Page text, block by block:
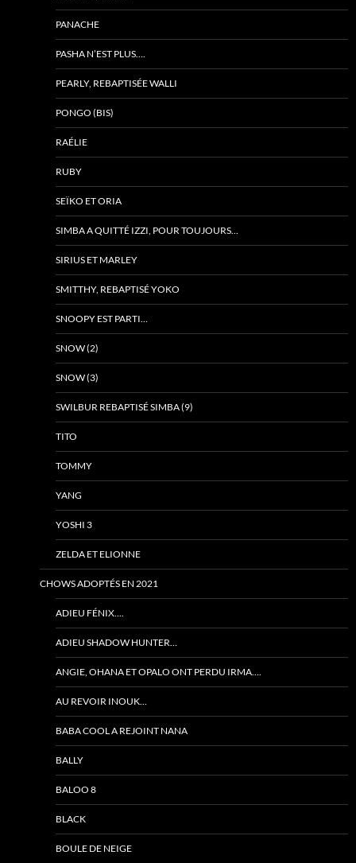
PANACHE
PASHA N’EST PLUS….
PEARLY, REBAPTISÉE WALLI
PONGO (BIS)
RAÉLIE
RUBY
SEÏKO ET ORIA
SIMBA A QUITTÉ IZZI, POUR TOUJOURS…
SIRIUS ET MARLEY
SMITTHY, REBAPTISÉ YOKO
SNOOPY EST PARTI…
SNOW (2)
SNOW (3)
SWILBUR REBAPTISÉ SIMBA (9)
TITO
TOMMY
YANG
YOSHI 3
ZELDA ET ELIONNE
CHOWS ADOPTÉS EN 2021
ADIEU FÉNIX….
ADIEU SHADOW HUNTER…
ANGIE, OHANA ET OPALO ONT PERDU IRMA….
AU REVOIR INOUK…
BABA COOL A REJOINT NANA
BALLY
BALOO 8
BLACK
BOULE DE NEIGE